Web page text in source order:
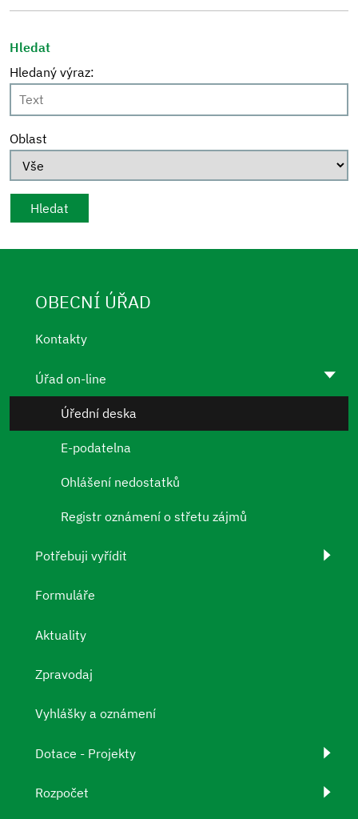
Hledat
Hledaný výraz:
Oblast
OBECNÍ ÚŘAD
Kontakty
Úřad on-line
Úřední deska
E-podatelna
Ohlášení nedostatků
Registr oznámení o střetu zájmů
Potřebuji vyřídit
Formuláře
Aktuality
Zpravodaj
Vyhlášky a oznámení
Dotace - Projekty
Rozpočet